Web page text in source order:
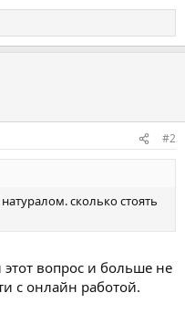
#2
сколько стоять
вопрос и больше не
с онлайн работой.